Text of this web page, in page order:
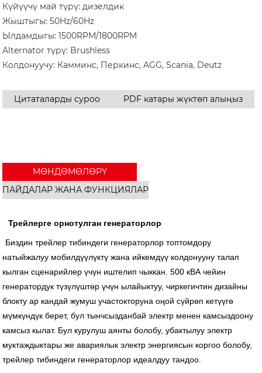
Күйүүчү май түрү: дизелдик
Жыштыгы: 50Hz/60Hz
Ылдамдыгы: 1500RPM/1800RPM
Alternator түрү: Brushless
Колдонуучу: Камминс, Перкинс, AGG, Scania, Deutz
Цитаталарды суроо PDF катары жүктөп алыңыз
МӨНДӨМӨЛӨРҮ
ПАЙДАЛАР ЖАНА ФУНКЦИЯЛАР
Трейлерге орнотулган генераторлор
Биздин трейлер тибиндеги генераторлор топтомдору
натыйжалуу мобилдүүлүктү жана ийкемдүү колдонууну талап
кылган сценарийлер үчүн иштелип чыккан. 500 кВА чейин
генератордук түзүлүштөр үчүн ылайыктуу, чиркегичтин дизайны
блокту ар кандай жумуш участокторуна оңой сүйрөп кетүүгө
мүмкүндүк берет, бул тынчсызданбай электр менен камсыздоону
камсыз кылат. Бул курулуш аянты болобу, убактылуу электр
муктаждыктары же авариялык электр энергиясын коргоо болобу,
трейлер тибиндеги генераторлор идеалдуу тандоо.